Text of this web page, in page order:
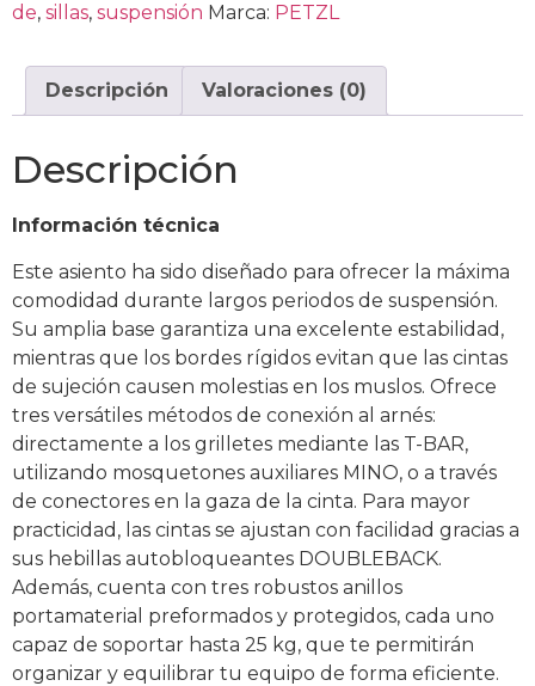
de, sillas, suspensión Marca: PETZL
Descripción Valoraciones (0)
Descripción
Información técnica
Este asiento ha sido diseñado para ofrecer la máxima
comodidad durante largos periodos de suspensión.
Su amplia base garantiza una excelente estabilidad,
mientras que los bordes rígidos evitan que las cintas
de sujeción causen molestias en los muslos. Ofrece
tres versátiles métodos de conexión al arnés:
directamente a los grilletes mediante las T-BAR,
utilizando mosquetones auxiliares MINO, o a través
de conectores en la gaza de la cinta. Para mayor
practicidad, las cintas se ajustan con facilidad gracias a
sus hebillas autobloqueantes DOUBLEBACK.
Además, cuenta con tres robustos anillos
portamaterial preformados y protegidos, cada uno
capaz de soportar hasta 25 kg, que te permitirán
organizar y equilibrar tu equipo de forma eficiente.